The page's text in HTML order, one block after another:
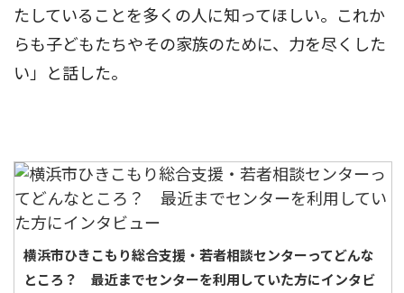
たしていることを多くの人に知ってほしい。これか
らも子どもたちやその家族のために、力を尽くした
い」と話した。
横浜市ひきこもり総合支援・若者相談センターってどんな
ところ？ 最近までセンターを利用していた方にインタビ